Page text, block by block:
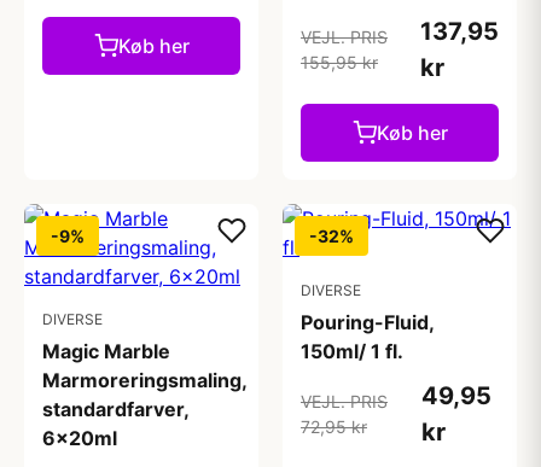
Køb her
VEJL. PRIS
155,95 kr
137,95
kr
Køb her
-9%
DIVERSE
Magic Marble
Marmoreringsmaling,
standardfarver,
6x20ml
-32%
DIVERSE
Pouring-Fluid,
150ml/ 1 fl.
VEJL. PRIS
72,95 kr
49,95
kr